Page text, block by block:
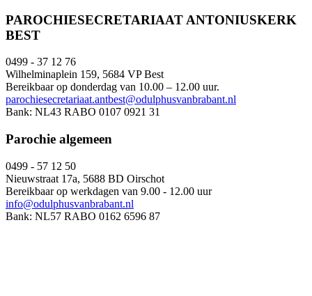
PAROCHIESECRETARIAAT ANTONIUSKERK
BEST
0499 - 37 12 76
Wilhelminaplein 159, 5684 VP Best
Bereikbaar op donderdag van 10.00 – 12.00 uur.
parochiesecretariaat.antbest@odulphusvanbrabant.nl
Bank: NL43 RABO 0107 0921 31
Parochie algemeen
0499 - 57 12 50
Nieuwstraat 17a, 5688 BD Oirschot
Bereikbaar op werkdagen van 9.00 - 12.00 uur
info@odulphusvanbrabant.nl
Bank: NL57 RABO 0162 6596 87